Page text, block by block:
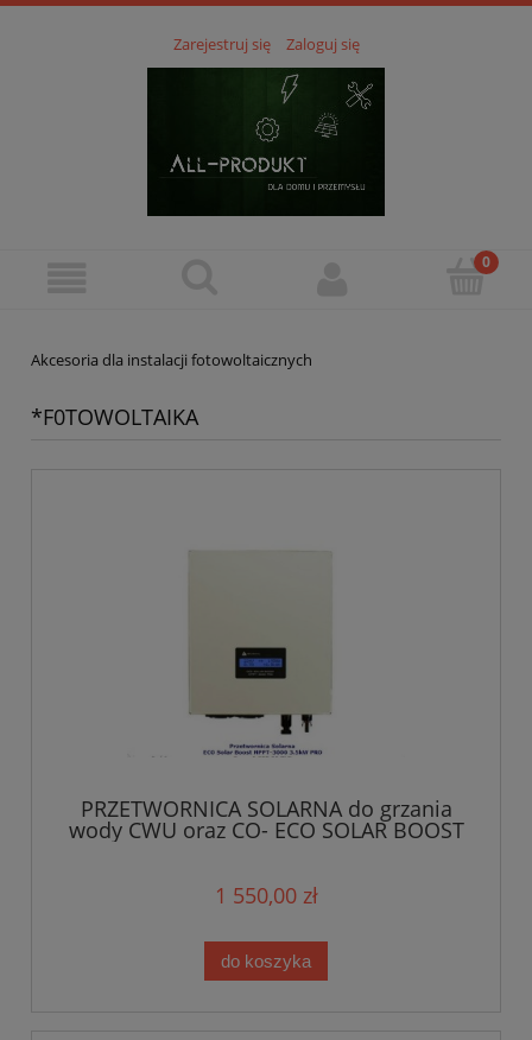
Zarejestruj się Zaloguj się
Akcesoria dla instalacji fotowoltaicznych
*F0TOWOLTAIKA
PRZETWORNICA SOLARNA do grzania
wody CWU oraz CO- ECO SOLAR BOOST
3000W PRO MPPT-wyświetlacz
1 550,00 zł
do koszyka